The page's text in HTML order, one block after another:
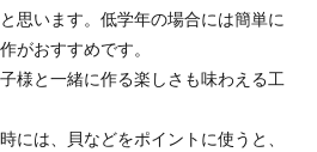
思います。低学年の場合には簡単に
がおすすめです。
様と一緒に作る楽しさも味わえる工
には、貝などをポイントに使うと、